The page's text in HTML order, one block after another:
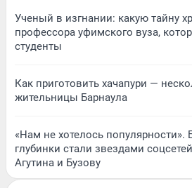
Ученый в изгнании: какую тайну
профессора уфимского вуза,
студенты
Как приготовить хачапури —
жительницы Барнаула
«Нам не хотелось популярности».
глубинки стали звездами
Агутина и Бузову